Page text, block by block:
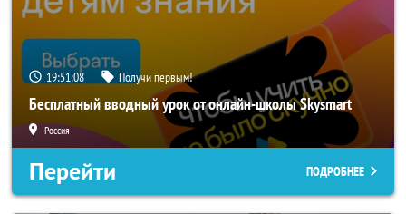
19:51:06 Получи первым!
Бесплатный вводный урок от онлайн-школы Skysmart
Россия
Перейти ПОДРОБНЕЕ